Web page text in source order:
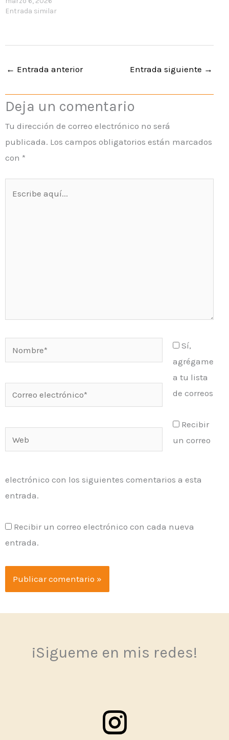
Entrada similar
← Entrada anterior Entrada siguiente →
Deja un comentario
Tu dirección de correo electrónico no será
publicada. Los campos obligatorios están marcados
con *
Nombre*
electrónico*
Sí,
agrégame
a tu lista
de correos
Recibir
un correo
electrónico con los siguientes comentarios a esta
entrada.
Recibir un correo electrónico con cada nueva
entrada.
¡Sigueme en mis redes!